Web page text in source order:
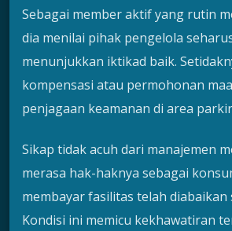
Sebagai member aktif yang rutin
dia menilai pihak pengelola
menunjukkan iktikad baik.
kompensasi atau permohonan
penjagaan keamanan di area
Sikap tidak acuh dari manajemen
merasa hak-haknya sebagai
membayar fasilitas telah diabaikan
Kondisi ini memicu kekhawatiran